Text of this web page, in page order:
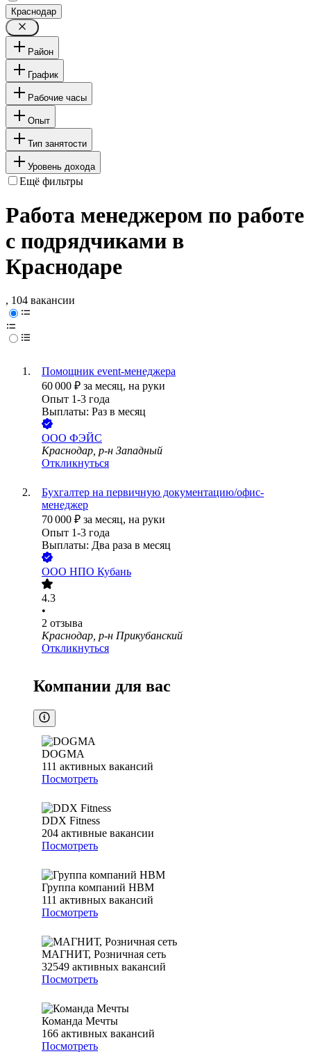
Краснодар
Район
График
Рабочие часы
Опыт
Тип занятости
Уровень дохода
Ещё фильтры
Работа менеджером по работе
с подрядчиками в
Краснодаре
, 104 вакансии
Помощник event-менеджера
60 000 ₽ за месяц, на руки
Опыт 1-3 года
Выплаты: Раз в месяц
ООО ФЭЙС
Краснодар, р-н Западный
Откликнуться
Бухгалтер на первичную документацию/офис-
менеджер
70 000 ₽ за месяц, на руки
Опыт 1-3 года
Выплаты: Два раза в месяц
ООО НПО Кубань
4.3
•
2 отзыва
Краснодар, р-н Прикубанский
Откликнуться
Компании для вас
DOGMA
111 активных вакансий
Посмотреть
DDX Fitness
204 активные вакансии
Посмотреть
Группа компаний НВМ
111 активных вакансий
Посмотреть
МАГНИТ, Розничная сеть
32549 активных вакансий
Посмотреть
Команда Мечты
166 активных вакансий
Посмотреть